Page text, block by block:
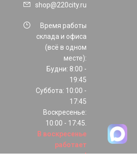
shop@220city.ru
Время работы
склада и офиса
(всё в одном
месте):
Будни: 8:00 -
19:45
Суббота: 10:00 -
17:45
Воскресенье:
10:00 - 17:45.
В воскресенье
работает
только шоурум!